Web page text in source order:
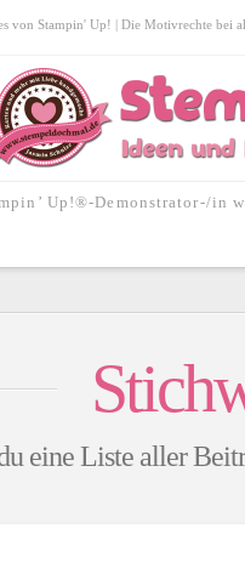
von Stampin' Up! | Die Motivrechte
Up!®-Demonstrator-/in
eine Liste aller